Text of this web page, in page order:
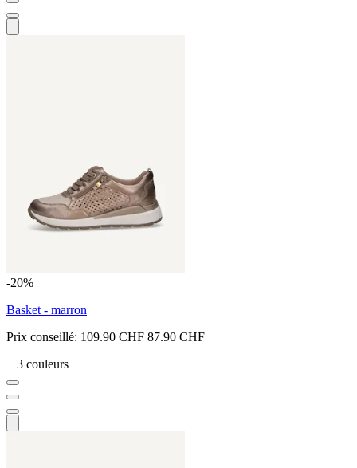
-20%
Basket - marron
Prix conseillé: 109.90 CHF 87.90 CHF
+ 3 couleurs